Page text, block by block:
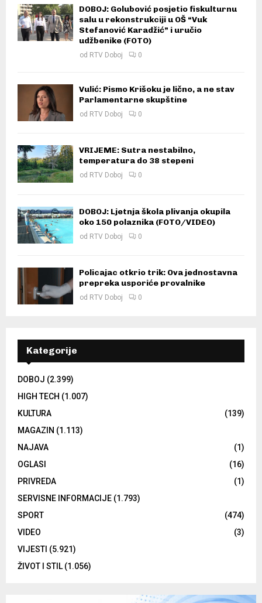
DOBOJ: Golubović posjetio fiskulturnu
salu u rekonstrukciji u OŠ “Vuk
Stefanović Karadžić” i uručio
udžbenike (FOTO)
od RTV Doboj 0
Vulić: Pismo Krišoku je lično, a ne stav
Parlamentarne skupštine
od RTV Doboj 0
VRIJEME: Sutra nestabilno,
temperatura do 38 stepeni
od RTV Doboj 0
DOBOJ: Ljetnja škola plivanja okupila
oko 150 polaznika (FOTO/VIDEO)
od RTV Doboj 0
Policajac otkrio trik: Ova jednostavna
prepreka usporiće provalnike
od RTV Doboj 0
Kategorije
DOBOJ (2.399)
HIGH TECH (1.007)
KULTURA
(139)
MAGAZIN (1.113)
NAJAVA
(1)
OGLASI
(16)
PRIVREDA
(1)
SERVISNE INFORMACIJE (1.793)
SPORT
(474)
VIDEO
(3)
VIJESTI (5.921)
ŽIVOT I STIL(1.056)